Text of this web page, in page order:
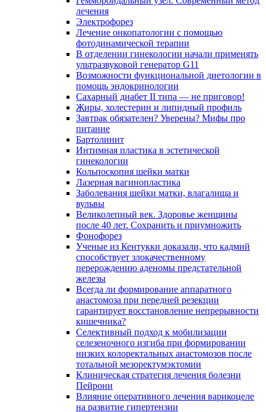
лечения
Электрофорез
Лечение онкопатологии с помощью
фотодинамической терапии
В отделении гинекологии начали применять
ультразвуковой генератор G11
Возможности функциональной диетологии в
помощь эндокринологии
Сахарный диабет II типа — не приговор!
Жиры, холестерин и липидный профиль
Завтрак обязателен? Уверены? Мифы про
питание
Бартолинит
Интимная пластика в эстетической
гинекологии
Кольпоскопия шейки матки
Лазерная вагинопластика
Заболевания шейки матки, влагалища и
вульвы
Великолепный век. Здоровье женщины
после 40 лет. Сохранить и приумножить
Фонофорез
Ученые из Кентукки доказали, что кадмий
способствует злокачественному
перерождению аденомы предстательной
железы
Всегда ли формирование аппаратного
анастомоза при передней резекции
гарантирует восстановление непрерывности
кишечника?
Селективный подход к мобилизации
селезеночного изгиба при формировании
низких колоректальных анастомозов после
тотальной мезоректумэктомии
Клиническая cтратегия лечения болезни
Пейрони
Влияние оперативного лечения варикоцеле
на развитие гипертензии